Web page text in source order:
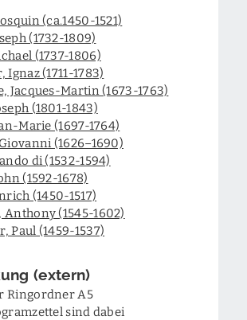
(ca.1450-1521)
(1732-1809)
(1737-1806)
Ignaz (1711-1783)
Jacques-Martin (1673-1763)
(1801-1843)
Marie (1697-1764)
(1626–1690)
di (1532-1594)
(1592-1678)
(1450-1517)
(1545-1602)
Paul (1459-1537)
(extern)
Ringordner A5
sind dabei